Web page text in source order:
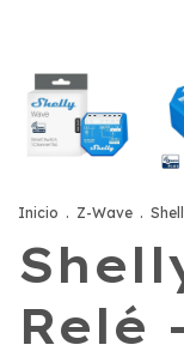
Inicio . Z-Wave .
Relé